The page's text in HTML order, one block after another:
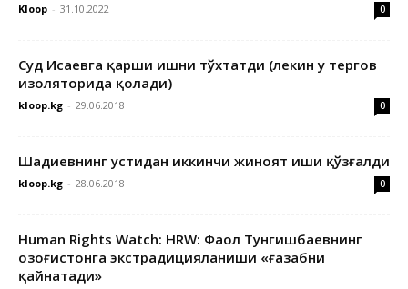
Kloop - 31.10.2022 0
Суд Исаевга қарши ишни тўхтатди (лекин у тергов
изоляторида қолади)
kloop.kg - 29.06.2018 0
Шадиевнинг устидан иккинчи жиноят иши қўзғалди
kloop.kg - 28.06.2018 0
Human Rights Watch: HRW: Фаол Тунгишбаевнинг
Қозоғистонга экстрадицияланиши «ғазабни
қайнатади»